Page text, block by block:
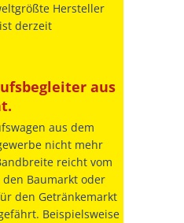
Hersteller
derzeit
aus
aus dem
nicht mehr
reicht vom
Baumarkt oder
den Getränkemarkt
Beispielsweise